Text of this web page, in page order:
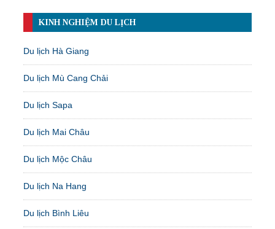
KINH NGHIỆM DU LỊCH
Du lịch Hà Giang
Du lịch Mù Cang Chải
Du lịch Sapa
Du lịch Mai Châu
Du lịch Mộc Châu
Du lịch Na Hang
Du lịch Bình Liêu